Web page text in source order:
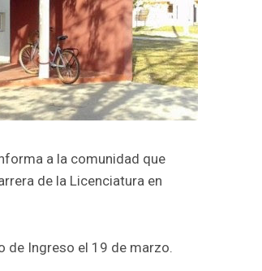
a la comunidad que
de la Licenciatura en
de Ingreso el 19 de marzo.